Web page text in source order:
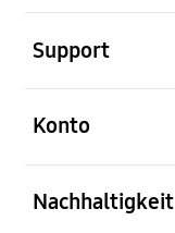
Support
Konto
Nachhaltigkeit